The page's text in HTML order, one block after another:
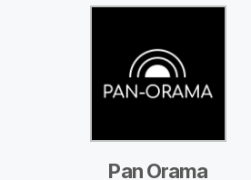
Pan Orama